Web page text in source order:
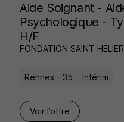
Aide Soignant -
Psychologique -
H/F
FONDATION SAINT HELIER
Rennes - 35 Intérim
Voir l’offre